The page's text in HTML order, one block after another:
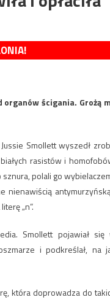
ścigania. Grożą
Smollett wyszedł
rasistów i
sznura, polali go
nienawiścią
„n”.
Smollett pojawiał się
i podkreślał, na
która doprowadza do